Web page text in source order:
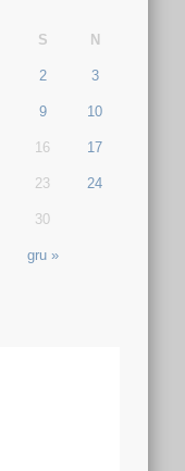
S N
gru »
2 3
9 10
16 17
23 24
30